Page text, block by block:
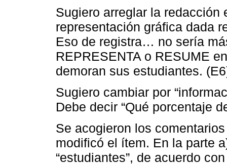
Sugiero arreglar la redacción
representación gráfica dada
Eso de registra… no sería
REPRESENTA o RESUME
demoran sus estudiantes.
Sugiero cambiar por
Debe decir “Qué porcentaje
Se acogieron los
modificó el ítem. En la parte
“estudiantes”, de acuerdo